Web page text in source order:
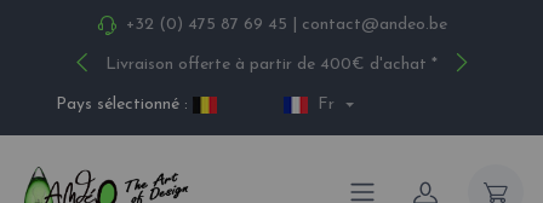
+32 (0) 475 87 69 45 contact@andeo.be
Livraison offerte à partir de 400€ d'achat *
Pays sélectionné : Fr